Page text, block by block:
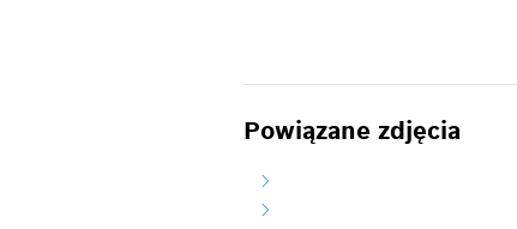
Powiązane zdjęcia